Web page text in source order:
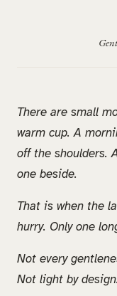
There are small
warm cup. A
off the shoulders.
one beside.
That is when the
hurry. Only one
Not every
Not light by design.